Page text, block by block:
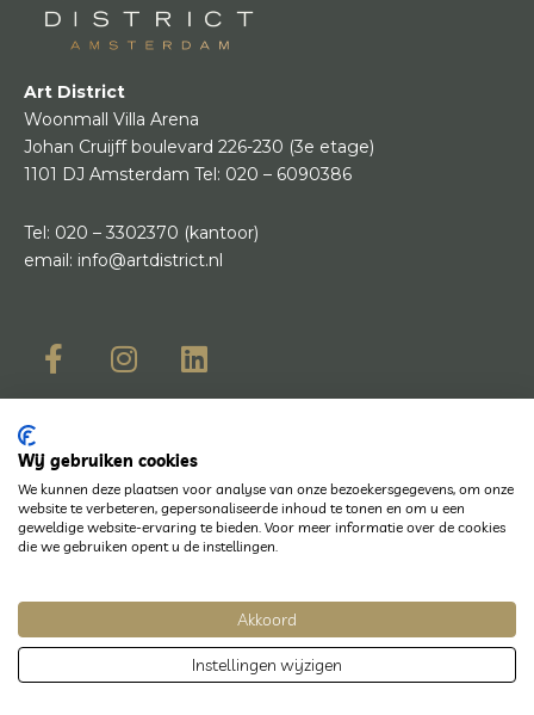
Art District
Woonmall Villa Arena
Johan Cruijff boulevard 226-230 (3e etage)
1101 DJ Amsterdam Tel: 020 – 6090386
Tel: 020 – 3302370 (kantoor)
email: info@artdistrict.nl
Openingstijden
Maandag
13:00 tot 17:30
Dinsdag
10:00 tot 17:30
Donderdag
10:00 tot 20:00
Vrijdag
10:00 tot 17:30
Zaterdag
10:00 tot 17:30
Wij gebruiken cookies
We kunnen deze plaatsen voor analyse van onze bezoekersgegevens, om onze
website te verbeteren, gepersonaliseerde inhoud te tonen en om u een
geweldige website-ervaring te bieden. Voor meer informatie over de cookies
die we gebruiken opent u de instellingen.
Akkoord
Instellingen wijzigen